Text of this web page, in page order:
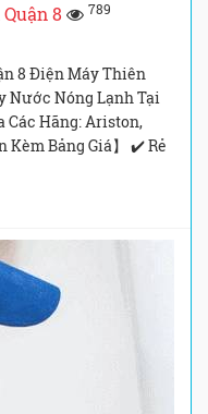
8 789
8 Điện Máy Thiên
Nước Nóng Lạnh Tại
Các Hãng: Ariston,
Kèm Bảng Giá】 ✔️ Rẻ